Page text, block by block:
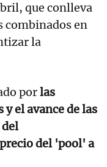
que conlleva
combinados en
la
porlas
el avance de las
del 'pool' a